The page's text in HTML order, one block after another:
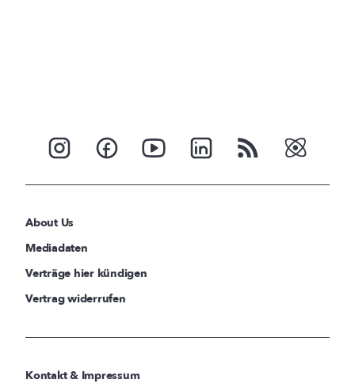
About Us
Mediadaten
Verträge hier kündigen
Vertrag widerrufen
Kontakt & Impressum